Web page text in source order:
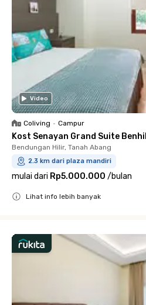
Video
Coliving • Campur
Kost Senayan Grand Suite Benhil
Bendungan Hilir, Tanah Abang
2.3 km dari plaza mandiri
mulai dari Rp5.000.000 /bulan
Lihat info lebih banyak